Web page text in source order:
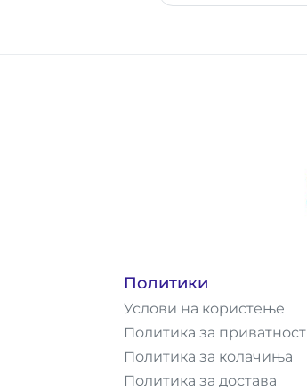
Политики
Услови на користење
Политика за приватност
Политика за колачиња
Политика за достава